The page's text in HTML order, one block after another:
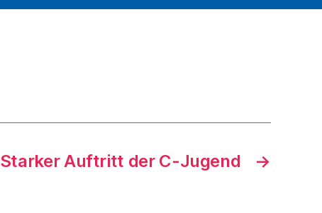
→
Starker Auftritt der C-Jugend